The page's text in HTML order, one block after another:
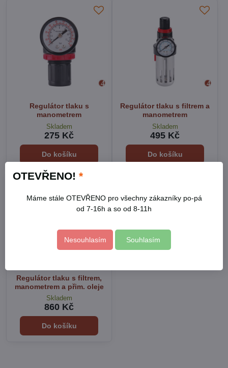
Regulátor tlaku s
manometrem
Skladem
275 Kč
Do košíku
Regulátor tlaku s filtrem a
manometrem
Skladem
495 Kč
Do košíku
Regulátor tlaku s filtrem,
manometrem a přim. oleje
Skladem
860 Kč
Do košíku
OTEVŘENO! *
Máme stále OTEVŘENO pro všechny zákazníky po-pá
od 7-16h a so od 8-11h
Nesouhlasím Souhlasím